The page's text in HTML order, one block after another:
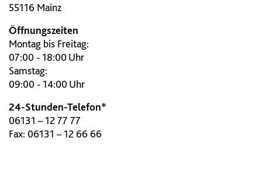
55116 Mainz
Öffnungszeiten
Montag bis Freitag:
07:00 - 18:00 Uhr
Samstag:
09:00 - 14:00 Uhr
24-Stunden-Telefon*
06131 – 12 77 77
Fax: 06131 – 12 66 66